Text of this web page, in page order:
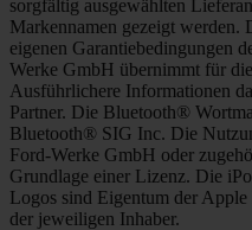
sorgfältig ausgewählten
Markennamen gezeigt werden.
eigenen Garantiebedingungen
Werke GmbH übernimmt für
Ausführlichere Informationen
Partner. Die Bluetooth®
Bluetooth® SIG Inc. Die
Ford-Werke GmbH oder
Grundlage einer Lizenz. Die
Logos sind Eigentum der
der jeweiligen Inhaber.